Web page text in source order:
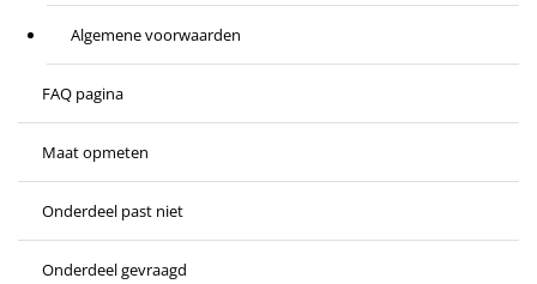
Algemene voorwaarden
FAQ pagina
Maat opmeten
Onderdeel past niet
Onderdeel gevraagd